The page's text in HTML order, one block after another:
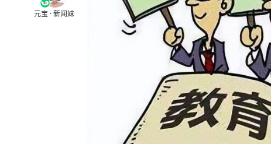
元宝 · 新闻妹